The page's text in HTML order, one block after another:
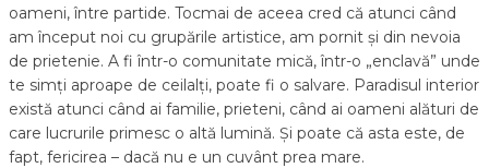
oameni, între partide. Tocmai de aceea cred că atunci când
am început noi cu grupările artistice, am pornit și din nevoia
de prietenie. A fi într-o comunitate mică, într-o „enclavă” unde
te simți aproape de ceilalți, poate fi o salvare. Paradisul interior
există atunci când ai familie, prieteni, când ai oameni alături de
care lucrurile primesc o altă lumină. Și poate că asta este, de
fapt, fericirea – dacă nu e un cuvânt prea mare.